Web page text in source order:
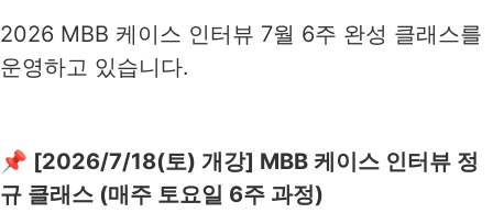
2026 MBB 케이스 인터뷰 7월 6주 완성 클래스를
운영하고 있습니다.
📌 [2026/7/18(토) 개강] MBB 케이스 인터뷰 정
규 클래스 (매주 토요일 6주 과정)